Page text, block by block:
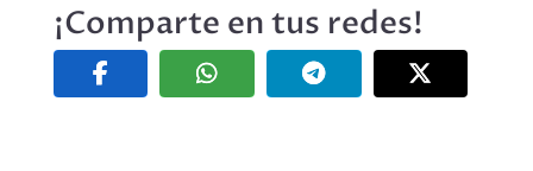
¡Comparte en tus redes!